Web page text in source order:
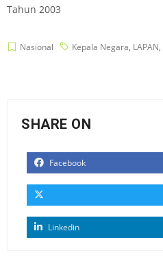
Tahun 2003
Nasional Kepala Negara, LAPAN,
SHARE ON
Facebook
Linkedin